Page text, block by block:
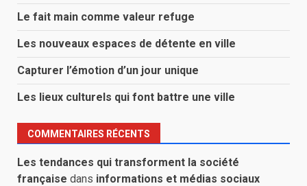
Le fait main comme valeur refuge
Les nouveaux espaces de détente en ville
Capturer l’émotion d’un jour unique
Les lieux culturels qui font battre une ville
COMMENTAIRES RÉCENTS
Les tendances qui transforment la société
française dans informations et médias sociaux